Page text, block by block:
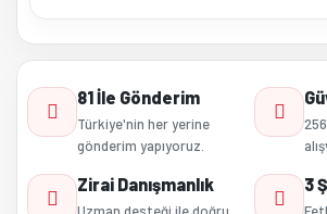
81 İle Gönderim
Türkiye'nin her yerine
gönderim yapıyoruz.
Zirai Danışmanlık 3